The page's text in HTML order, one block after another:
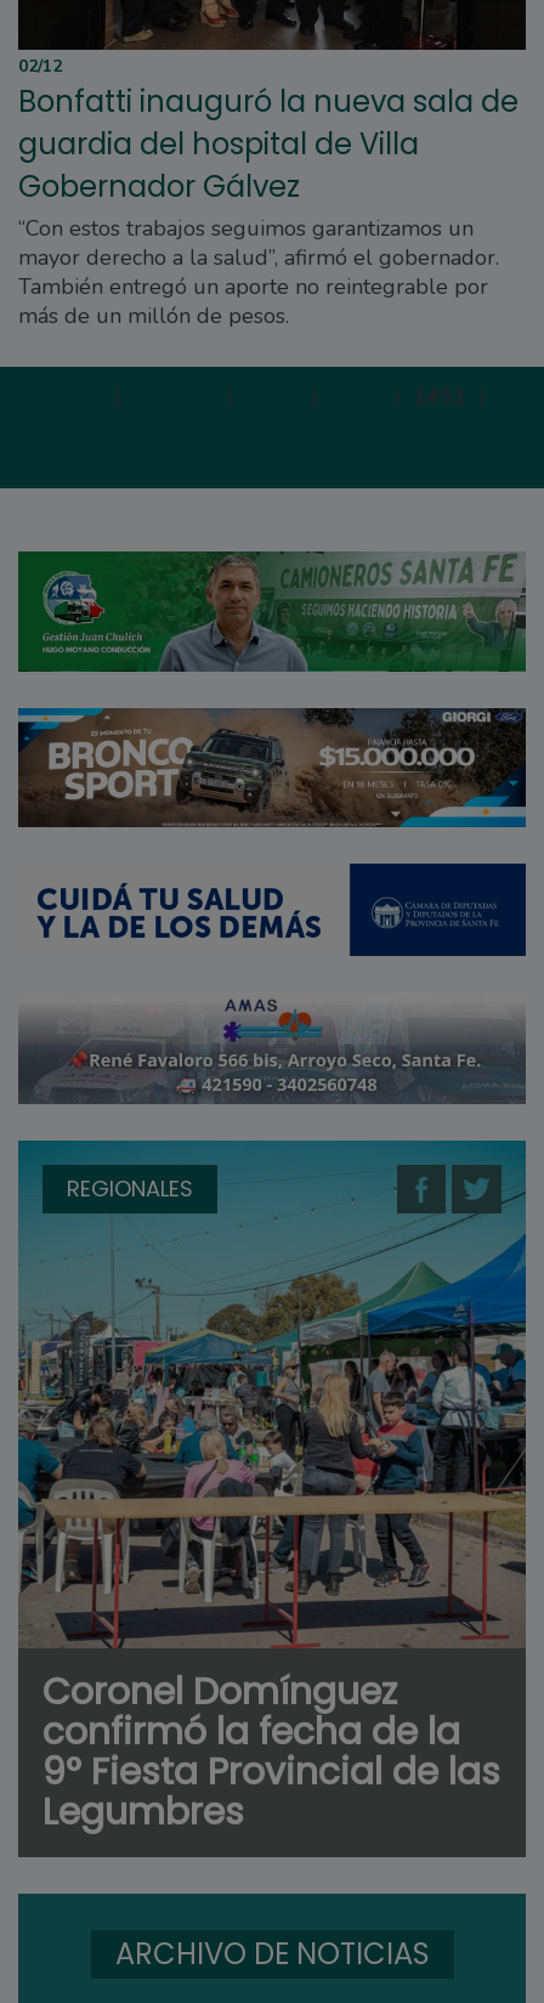
02/12
Bonfatti inauguró la nueva sala de
guardia del hospital de Villa
Gobernador Gálvez
“Con estos trabajos seguimos garantizamos un
mayor derecho a la salud”, afirmó el gobernador.
También entregó un aporte no reintegrable por
más de un millón de pesos.
| | | | 1451 |
REGIONALES
Coronel Domínguez
confirmó la fecha de la
9° Fiesta Provincial de las
Legumbres
ARCHIVO DE NOTICIAS